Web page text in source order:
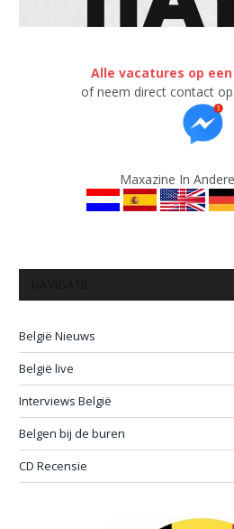
Alle vacatures op een
of neem direct contact
Maxazine In
België Nieuws
België live
Interviews België
Belgen bij de buren
CD Recensie